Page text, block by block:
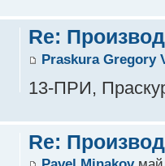
Re:
Praskura Gregory
13-ПРИ,
Re: